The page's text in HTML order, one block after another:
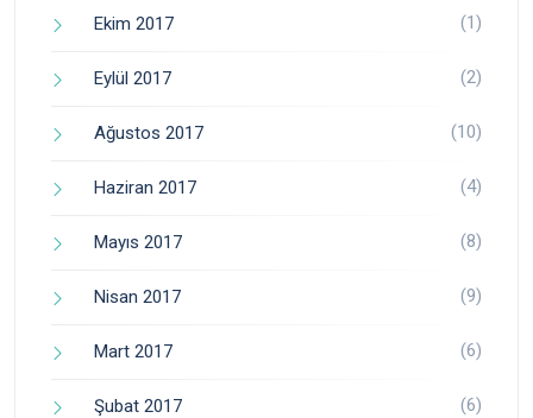
Ekim 2017 (1)
Eylül 2017 (2)
Ağustos 2017 (10)
Haziran 2017 (4)
Mayıs 2017 (8)
Nisan 2017 (9)
Mart 2017 (6)
Şubat 2017 (6)